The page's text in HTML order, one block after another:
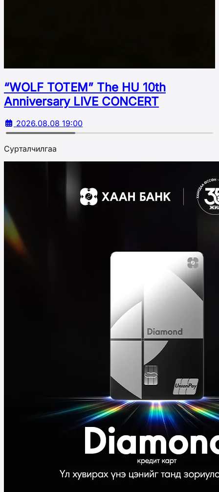
“WOLF TOTEM” The HU 10th
Аnniversary LIVE CONCERT
2026.08.08 19:00
Сурталчилгаа